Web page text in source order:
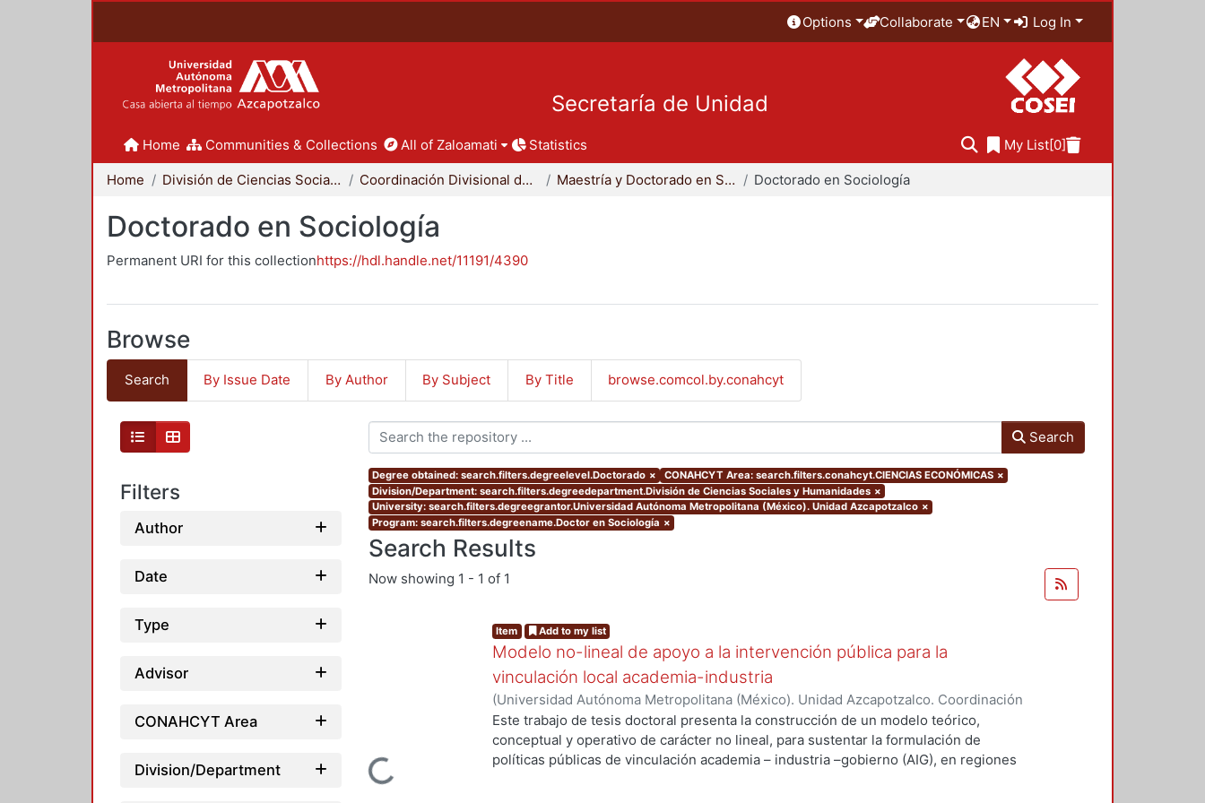
Options Collaborate EN Log In
Secretaría de Unidad
Home Communities & Collections All of Zaloamati Statistics My List[0]
Home División de Ciencias Sociales y Humanidades Coordinación Divisional de Posgrado Maestría y Doctorado en Sociología Doctorado en Sociología
Doctorado en Sociología
Permanent URI for this collectionhttps://hdl.handle.net/11191/4390
Browse
Search By Issue Date By Author By Subject By Title browse.comcol.by.conahcyt
Filters
Author
Date
Type
Advisor
CONAHCYT Area
Division/Department
Search
Degree obtained: search.filters.degreelevel.Doctorado × CONAHCYT Area: search.filters.conahcyt.CIENCIAS ECONÓMICAS ×
Division/Department: search.filters.degreedepartment.División de Ciencias Sociales y Humanidades ×
University: search.filters.degreegrantor.Universidad Autónoma Metropolitana (México). Unidad Azcapotzalco ×
Program: search.filters.degreename.Doctor en Sociología ×
Search Results
Now showing 1 - 1 of 1
Loading...
Item Add to my list
Modelo no-lineal de apoyo a la intervención pública para la
vinculación local academia-industria
(Universidad Autónoma Metropolitana (México). Unidad Azcapotzalco. Coordinación
de Servicios de Información., 2014-03-24)ALMANZA - MARQUEZ, SILVIA IRENE
Este trabajo de tesis doctoral presenta la construcción de un modelo teórico,
conceptual y operativo de carácter no lineal, para sustentar la formulación de
políticas públicas de vinculación academia – industria –gobierno (AIG), en regiones